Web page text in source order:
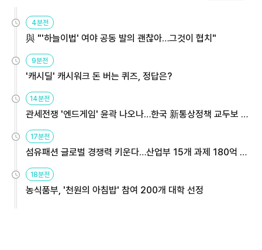
4분전
與 "'하늘이법' 여야 공동 발의 괜찮아…그것이 협치"
9분전
'캐시딜' 캐시워크 돈 버는 퀴즈, 정답은?
14분전
관세전쟁 '엔드게임' 윤곽 나오나…한국 新통상정책 교두보 활
17분전
섬유패션 글로벌 경쟁력 키운다…산업부 15개 과제 180억 지
18분전
농식품부, '천원의 아침밥' 참여 200개 대학 선정